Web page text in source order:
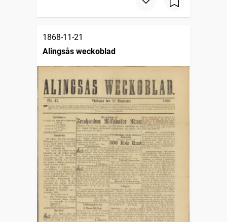
1868-11-21
Alingsås weckoblad